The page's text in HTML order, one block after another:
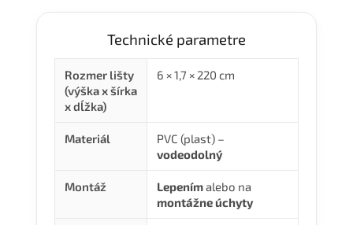
Technické parametre
Rozmer lišty
(výška x šírka
x dĺžka)
6 × 1,7 × 220 cm
Materiál
PVC (plast) –
vodeodolný
Montáž Lepenímalebo na
montážne úchyty